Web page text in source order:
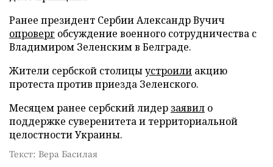
Ранее президент Сербии Александр Вучич
опроверг обсуждение военного сотрудничества с
Владимиром Зеленским в Белграде.
Жители сербской столицыустроили акцию
протеста против приезда Зеленского.
Месяцем ранее сербский лидер заявил о
поддержке суверенитета и территориальной
целостности Украины.
Текст: Вера Басилая